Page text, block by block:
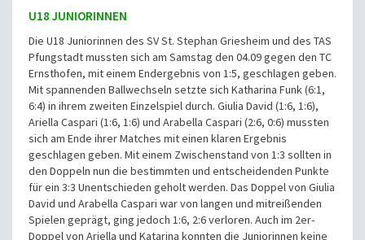
U18 JUNIORINNEN
Die U18 Juniorinnen des SV St. Stephan Griesheim und des TAS
Pfungstadt mussten sich am Samstag den 04.09 gegen den TC
Ernsthofen, mit einem Endergebnis von 1:5, geschlagen geben.
Mit spannenden Ballwechseln setzte sich Katharina Funk (6:1,
6:4) in ihrem zweiten Einzelspiel durch. Giulia David (1:6, 1:6),
Ariella Caspari (1:6, 1:6) und Arabella Caspari (2:6, 0:6) mussten
sich am Ende ihrer Matches mit einen klaren Ergebnis
geschlagen geben. Mit einem Zwischenstand von 1:3 sollten in
den Doppeln nun die bestimmten und entscheidenden Punkte
für ein 3:3 Unentschieden geholt werden. Das Doppel von Giulia
David und Arabella Caspari war von langen und mitreißenden
Spielen geprägt, ging jedoch 1:6, 2:6 verloren. Auch im 2er-
Doppel von Ariella und Katarina konnten die Juniorinnen keine